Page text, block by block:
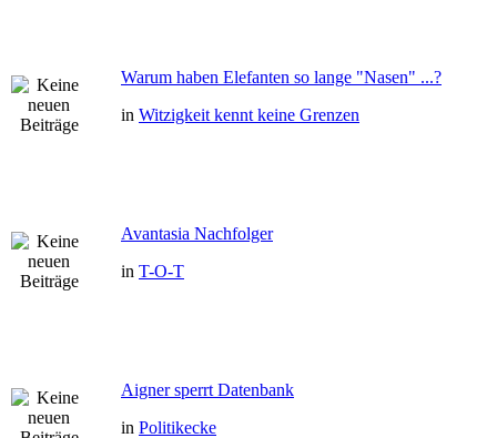
Warum haben Elefanten so lange "Nasen" ...?
in Witzigkeit kennt keine Grenzen
Avantasia Nachfolger
in T-O-T
Aigner sperrt Datenbank
in Politikecke